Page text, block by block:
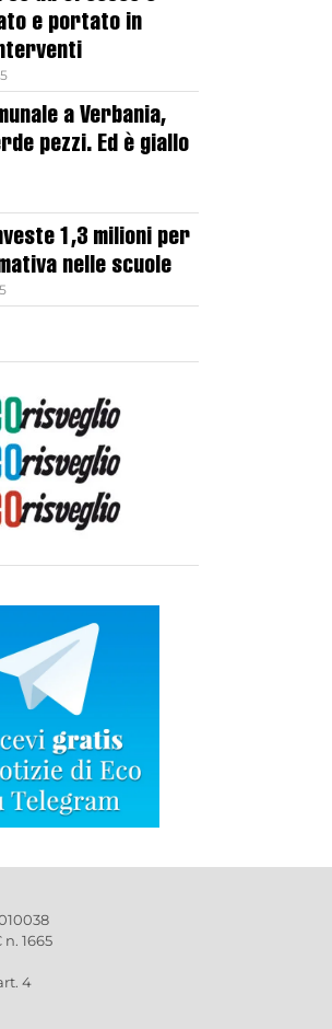
e portato in
a Verbania,
pezzi. Ed è giallo
1,3 milioni per
nelle scuole
1665
4